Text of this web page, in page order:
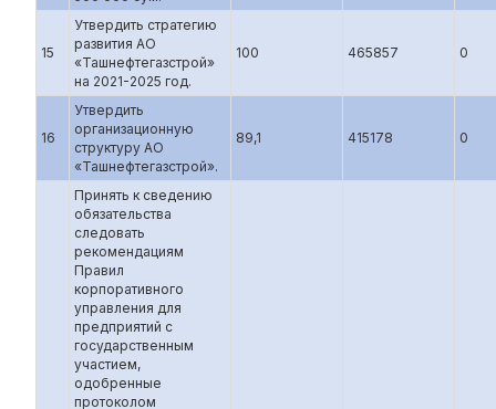
15
Утвердить стратегию
развития АО
«Ташнефтегазстрой»
на 2021-2025 год.
100 465857 0
16
Утвердить
организационную
структуру АО
«Ташнефтегазстрой».
89,1 415178 0
Принять к сведению
обязательства
следовать
рекомендациям
Правил
корпоративного
управления для
предприятий с
государственным
участием,
одобренные
протоколом